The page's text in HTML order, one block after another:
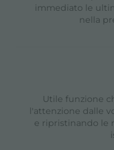
immediato le
nella
Utile funzione
l'attenzione dalle
e ripristinando le